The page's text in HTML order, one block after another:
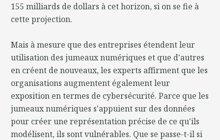
155 milliards de dollars à cet horizon, si on se fie à
cette projection.
Mais à mesure que des entreprises étendent leur
utilisation des jumeaux numériques et que d'autres
en créent de nouveaux, les experts affirment que les
organisations augmentent également leur
exposition en termes de cybersécurité. Parce que les
jumeaux numériques s'appuient sur des données
pour créer une représentation précise de ce qu'ils
modélisent, ils sont vulnérables. Que se passe-t-il si